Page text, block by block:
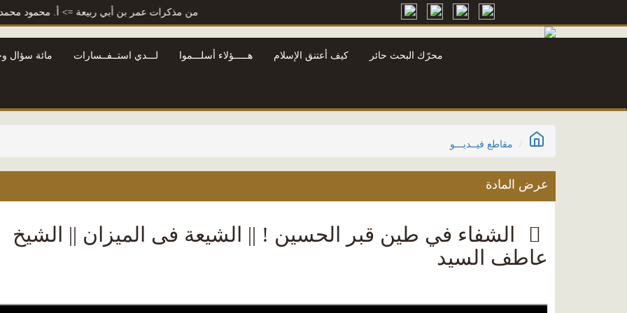
من مذكرات عمر بن أبي ربيعة=> أ. محمود محمد شاكر
مائة سؤال لـــدي استــفــسارات هـــــؤلاء أسلـــموا كيف أعتنق الإسلام محرّك البحث حائر
مقاطع فيــديـــو
عرض المادة
الشفاء في طين قبر الحسين ! || الشيعة فى الميزان || الشيخ
عاطف السيد